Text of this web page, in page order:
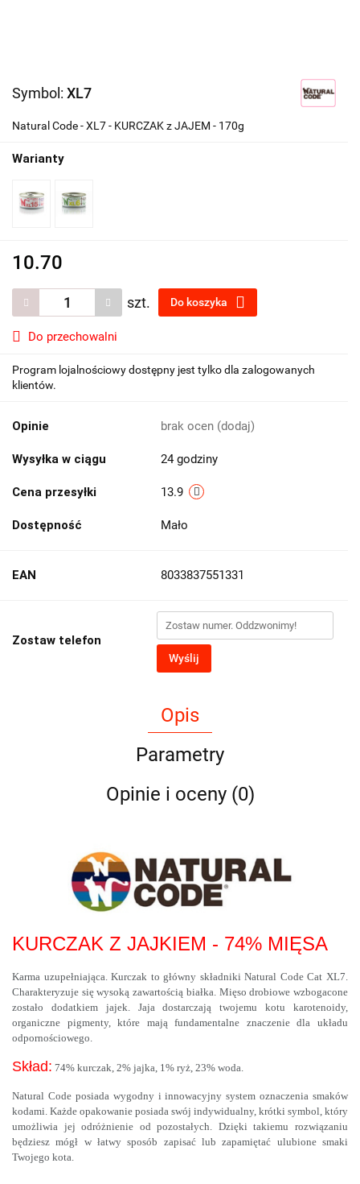
Symbol: XL7
Natural Code - XL7 - KURCZAK z JAJEM - 170g
Warianty
10.70
szt. Do koszyka
Do przechowalni
Program lojalnościowy dostępny jest tylko dla zalogowanych
klientów.
Opinie brak ocen (dodaj)
Wysyłka w ciągu 24 godziny
Cena przesyłki 13.9
Dostępność Mało
EAN 8033837551331
Zostaw telefon
Wyślij
Opis
Parametry
Opinie i oceny (0)
KURCZAK Z JAJKIEM - 74% MIĘSA
Karma uzupełniająca. Kurczak to główny składniki Natural Code Cat XL7.
Charakteryzuje się wysoką zawartością białka. Mięso drobiowe wzbogacone
zostało dodatkiem jajek. Jaja dostarczają twojemu kotu karotenoidy,
organiczne pigmenty, które mają fundamentalne znaczenie dla układu
odpornościowego.
Skład: 74% kurczak, 2% jajka, 1% ryż, 23% woda.
Natural Code posiada wygodny i innowacyjny system oznaczenia smaków
kodami. Każde opakowanie posiada swój indywidualny, krótki symbol, który
umożliwia jej odróżnienie od pozostałych. Dzięki takiemu rozwiązaniu
będziesz mógł w łatwy sposób zapisać lub zapamiętać ulubione smaki
Twojego kota.